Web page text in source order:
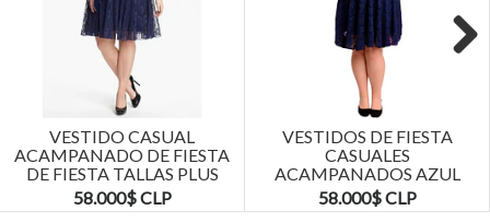
VESTIDO CASUAL
ACAMPANADO DE FIESTA
DE FIESTA TALLAS PLUS
KADRIHEL
58.000$ CLP
VESTIDOS DE FIESTA
CASUALES
ACAMPANADOS AZUL
MARINO TALLAS PLUS
KADRIHEL
58.000$ CLP